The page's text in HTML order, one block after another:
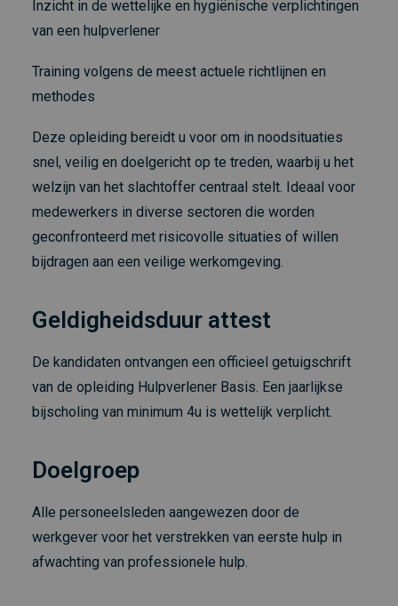
Inzicht in de wettelijke en hygiënische verplichtingen
van een hulpverlener
Training volgens de meest actuele richtlijnen en
methodes
Deze opleiding bereidt u voor om in noodsituaties
snel, veilig en doelgericht op te treden, waarbij u het
welzijn van het slachtoffer centraal stelt. Ideaal voor
medewerkers in diverse sectoren die worden
geconfronteerd met risicovolle situaties of willen
bijdragen aan een veilige werkomgeving.
Geldigheidsduur attest
De kandidaten ontvangen een officieel getuigschrift
van de opleiding Hulpverlener Basis. Een jaarlijkse
bijscholing van minimum 4u is wettelijk verplicht.
Doelgroep
Alle personeelsleden aangewezen door de
werkgever voor het verstrekken van eerste hulp in
afwachting van professionele hulp.